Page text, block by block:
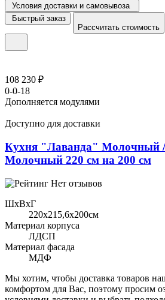
Условия доставки и самовывоза
Быстрый заказ
Рассчитать стоимость
108 230 ₽
0-0-18
Дополняется модулями
Доступно для доставки
Кухня "Лаванда" Молочный
Молочный 220 см на 200 см
Нет отзывов
ШхВхГ
220x215,6х200см
Материал корпуса
ЛДСП
Материал фасада
МДФ
Мы хотим, чтобы доставка товаров
комфортом для Вас, поэтому просим